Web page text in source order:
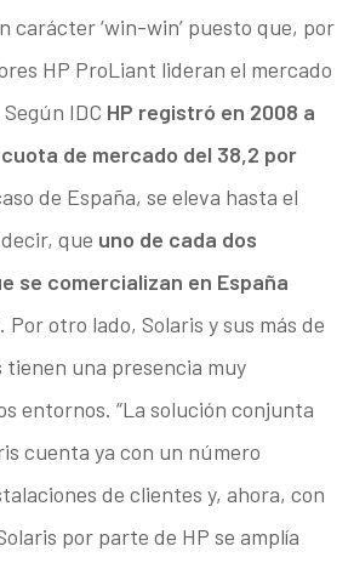
carácter ‘win-win’ puesto que, por
HP ProLiant lideran el mercado
IDC HP registró en 2008 a
de mercado del 38,2 por
de España, se eleva hasta el
que uno de cada dos
se comercializan en España
. Por otro lado, Solaris y sus más de
tienen una presencia muy
entornos. “La solución conjunta
cuenta ya con un número
de clientes y, ahora, con
por parte de HP se amplía